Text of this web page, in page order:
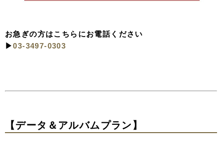
お急ぎの方はこちらにお電話ください
▶︎03-3497-0303
【データ＆アルバムプラン】